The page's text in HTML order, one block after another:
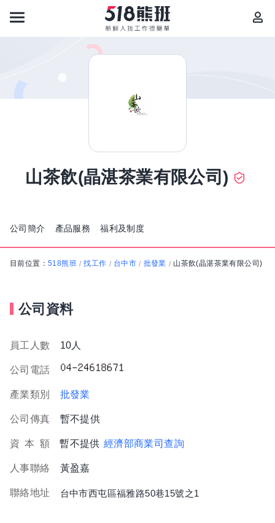
山茶飲(晶湛茶業有限公司)
公司簡介 產品服務 福利及制度
目前位置： 518熊班 / 找工作 / 台中市 / 批發業 / 山茶飲(晶湛茶業有限公司)
公司資料
員工人數 10人
公司電話
產業類別 批發業
公司傳真 暫不提供
資 本 額 暫不提供 經濟部商業司查詢
人事聯絡 黃盈嘉
聯絡地址 台中市西屯區福雅路50巷15號之1